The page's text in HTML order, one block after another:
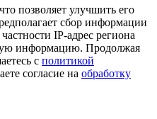
позволяет улучшить его
сбор информации
IP-адрес региона
информацию. Продолжая
с политикой
согласие на обработку